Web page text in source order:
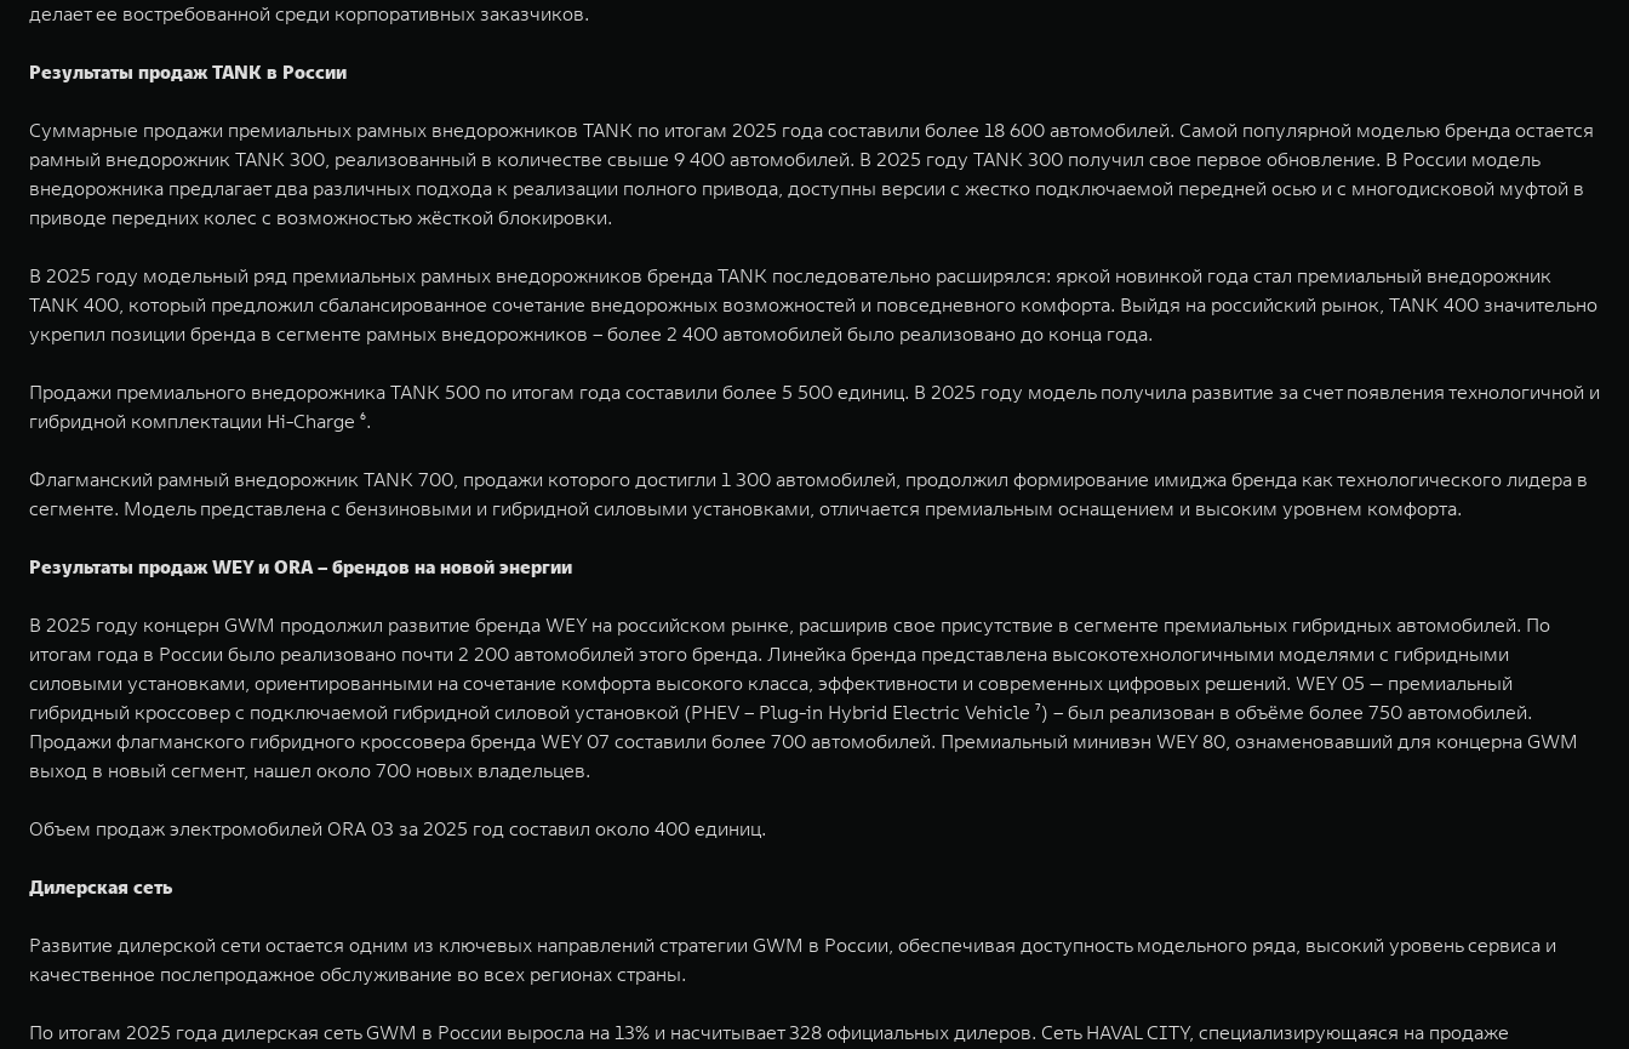
делает ее востребованной среди корпоративных заказчиков.
Результаты продаж TANK в России
Суммарные продажи премиальных рамных внедорожников TANK по итогам 2025 года составили более 18 600 автомобилей. Самой популярной моделью бренда остается
рамный внедорожник TANK 300, реализованный в количестве свыше 9 400 автомобилей. В 2025 году TANK 300 получил свое первое обновление. В России модель
внедорожника предлагает два различных подхода к реализации полного привода, доступны версии с жестко подключаемой передней осью и с многодисковой муфтой в
приводе передних колес с возможностью жёсткой блокировки.
В 2025 году модельный ряд премиальных рамных внедорожников бренда TANK последовательно расширялся: яркой новинкой года стал премиальный внедорожник
TANK 400, который предложил сбалансированное сочетание внедорожных возможностей и повседневного комфорта. Выйдя на российский рынок, TANK 400 значительно
укрепил позиции бренда в сегменте рамных внедорожников – более 2 400 автомобилей было реализовано до конца года.
Продажи премиального внедорожника TANK 500 по итогам года составили более 5 500 единиц. В 2025 году модель получила развитие за счет появления технологичной и
гибридной комплектации Hi-Charge ⁶.
Флагманский рамный внедорожник TANK 700, продажи которого достигли 1 300 автомобилей, продолжил формирование имиджа бренда как технологического лидера в
сегменте. Модель представлена с бензиновыми и гибридной силовыми установками, отличается премиальным оснащением и высоким уровнем комфорта.
Результаты продаж WEY и ORA – брендов на новой энергии
В 2025 году концерн GWM продолжил развитие бренда WEY на российском рынке, расширив свое присутствие в сегменте премиальных гибридных автомобилей. По
итогам года в России было реализовано почти 2 200 автомобилей этого бренда. Линейка бренда представлена высокотехнологичными моделями с гибридными
силовыми установками, ориентированными на сочетание комфорта высокого класса, эффективности и современных цифровых решений. WEY 05 — премиальный
гибридный кроссовер с подключаемой гибридной силовой установкой (PHEV – Plug-in Hybrid Electric Vehicle ⁷) – был реализован в объёме более 750 автомобилей.
Продажи флагманского гибридного кроссовера бренда WEY 07 составили более 700 автомобилей. Премиальный минивэн WEY 80, ознаменовавший для концерна GWM
выход в новый сегмент, нашел около 700 новых владельцев.
Объем продаж электромобилей ORA 03 за 2025 год составил около 400 единиц.
Дилерская сеть
Развитие дилерской сети остается одним из ключевых направлений стратегии GWM в России, обеспечивая доступность модельного ряда, высокий уровень сервиса и
качественное послепродажное обслуживание во всех регионах страны.
По итогам 2025 года дилерская сеть GWM в России выросла на 13% и насчитывает 328 официальных дилеров. Сеть HAVAL CITY, специализирующаяся на продаже